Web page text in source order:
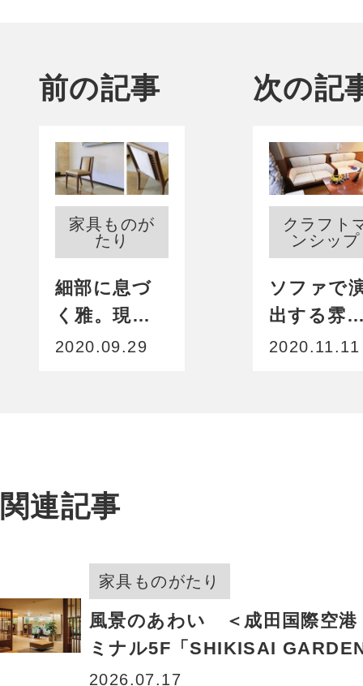
前の記事
家具ものが
たり
細部に息づ
く雅。現代
空間と融合
2020.09.29
次の記
クラフト
ンシップ
ソファで
出する雰
気づくり
2020.11.11
関連記事
家具ものがたり
風景のあわい ＜成田国際空港
ミナル5F「SHIKISAI
Seasonal colors-」＞
2026.07.17